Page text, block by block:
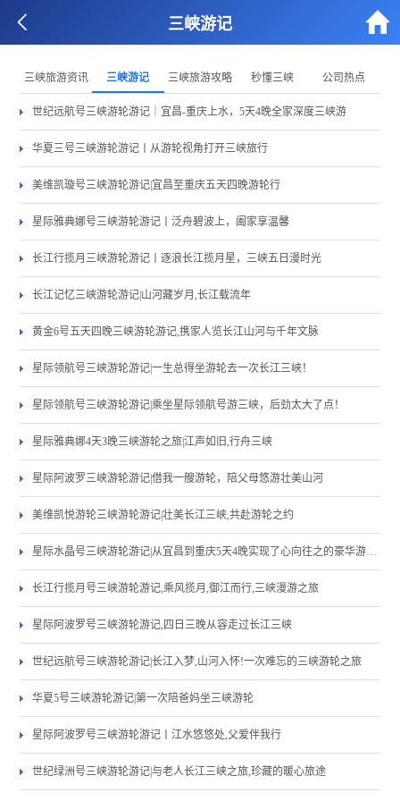
 三峡游记 
三峡旅游资讯 三峡游记 三峡旅游攻略 秒懂三峡 公司热点
世纪远航号三峡游轮游记｜宜昌-重庆上水，5天4晚全家深度三峡游
华夏三号三峡游轮游记丨从游轮视角打开三峡旅行
美维凯璇号三峡游轮游记|宜昌至重庆五天四晚游轮行
星际雅典娜号三峡游轮游记丨泛舟碧波上，阖家享温馨
长江行揽月三峡游轮游记丨逐浪长江揽月星，三峡五日漫时光
长江记忆三峡游轮游记|山河藏岁月,长江载流年
黄金6号五天四晚三峡游轮游记,携家人览长江山河与千年文脉
星际领航号三峡游轮游记|一生总得坐游轮去一次长江三峡！
星际领航号三峡游轮游记|乘坐星际领航号游三峡，后劲太大了点！
星际雅典娜4天3晚三峡游轮之旅|江声如旧,行舟三峡
星际阿波罗三峡游轮游记|借我一艘游轮，陪父母悠游壮美山河
美维凯悦游轮三峡游轮游记|壮美长江三峡,共赴游轮之约
星际水晶号三峡游轮游记|从宜昌到重庆5天4晚实现了心向往之的豪华游轮之旅
长江行揽月号三峡游轮游记,乘风揽月,御江而行,三峡漫游之旅
星际阿波罗号三峡游轮游记,四日三晚从容走过长江三峡
世纪远航号三峡游轮游记|长江入梦,山河入怀!一次难忘的三峡游轮之旅
华夏5号三峡游轮游记|第一次陪爸妈坐三峡游轮
星际阿波罗号三峡游轮游记丨江水悠悠处,父爱伴我行
世纪绿洲号三峡游轮游记|与老人长江三峡之旅,珍藏的暖心旅途